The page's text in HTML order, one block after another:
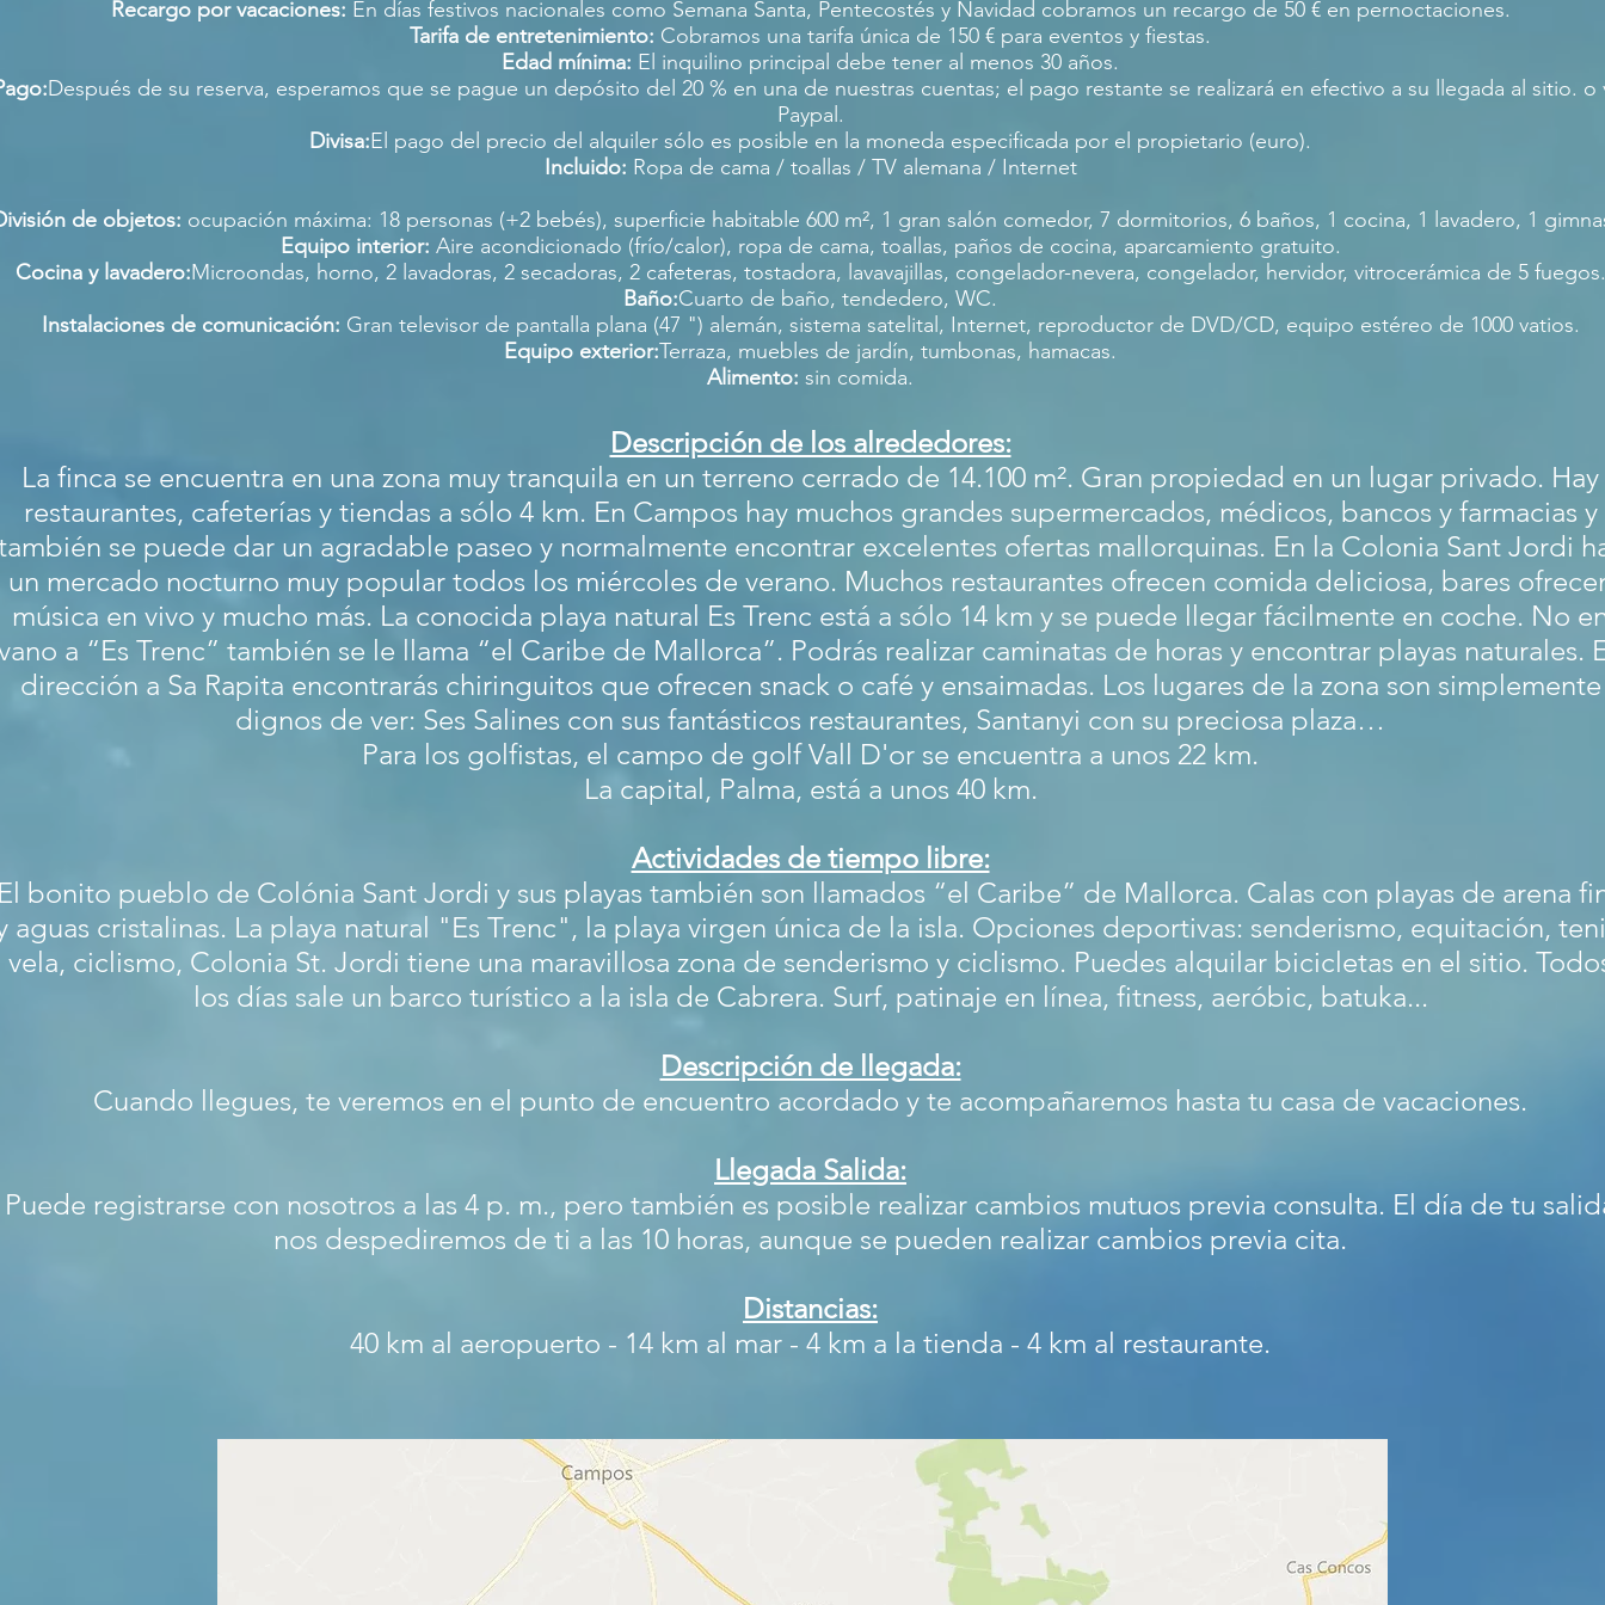
Recargo por vacaciones: En días festivos nacionales como Semana Santa, Pentecostés y Navidad cobramos un recargo de 50 € en pernoctaciones.
Tarifa de entretenimiento: Cobramos una tarifa única de 150 € para eventos y fiestas.
Edad mínima: El inquilino principal debe tener al menos 30 años.
Después de su reserva, esperamos que se pague un depósito del 20 % en una de nuestras cuentas; el pago restante se realizará en efectivo a su llegada al sitio. o
Paypal.
Divisa:El pago del precio del alquiler sólo es posible en la moneda especificada por el propietario (euro).
Incluido: Ropa de cama / toallas / TV alemana / Internet
de objetos: ocupación máxima: 18 personas (+2 bebés), superficie habitable 600 m², 1 gran salón comedor, 7 dormitorios, 6 baños, 1 cocina, 1 lavadero, 1
Equipo interior: Aire acondicionado (frío/calor), ropa de cama, toallas, paños de cocina, aparcamiento gratuito.
Cocina y lavadero:Microondas, horno, 2 lavadoras, 2 secadoras, 2 cafeteras, tostadora, lavavajillas, congelador-nevera, congelador, hervidor, vitrocerámica de 5 fuegos.
Baño:Cuarto de baño, tendedero, WC.
Instalaciones de comunicación: Gran televisor de pantalla plana (47 ") alemán, sistema satelital, Internet, reproductor de DVD/CD, equipo estéreo de 1000 vatios.
Equipo exterior:Terraza, muebles de jardín, tumbonas, hamacas.
Alimento: sin comida.
Descripción de los alrededores:
La finca se encuentra en una zona muy tranquila en un terreno cerrado de 14.100 m². Gran propiedad en un lugar privado. Hay
restaurantes, cafeterías y tiendas a sólo 4 km. En Campos hay muchos grandes supermercados, médicos, bancos y farmacias y
se puede dar un agradable paseo y normalmente encontrar excelentes ofertas mallorquinas. En la Colonia Sant Jordi
un mercado nocturno muy popular todos los miércoles de verano. Muchos restaurantes ofrecen comida deliciosa, bares
música en vivo y mucho más. La conocida playa natural Es Trenc está a sólo 14 km y se puede llegar fácilmente en coche. No
a “Es Trenc” también se le llama “el Caribe de Mallorca”. Podrás realizar caminatas de horas y encontrar playas naturales.
dirección a Sa Rapita encontrarás chiringuitos que ofrecen snack o café y ensaimadas. Los lugares de la zona son simplemente
dignos de ver: Ses Salines con sus fantásticos restaurantes, Santanyi con su preciosa plaza…
Para los golfistas, el campo de golf Vall D'or se encuentra a unos 22 km.
La capital, Palma, está a unos 40 km.
Actividades de tiempo libre:
bonito pueblo de Colónia Sant Jordi y sus playas también son llamados “el Caribe” de Mallorca. Calas con playas de arena
aguas cristalinas. La playa natural "Es Trenc", la playa virgen única de la isla. Opciones deportivas: senderismo, equitación,
vela, ciclismo, Colonia St. Jordi tiene una maravillosa zona de senderismo y ciclismo. Puedes alquilar bicicletas en el sitio.
los días sale un barco turístico a la isla de Cabrera. Surf, patinaje en línea, fitness, aeróbic, batuka...
Descripción de llegada:
Cuando llegues, te veremos en el punto de encuentro acordado y te acompañaremos hasta tu casa de vacaciones.
Llegada Salida:
Puede registrarse con nosotros a las 4 p. m., pero también es posible realizar cambios mutuos previa consulta. El día de tu
nos despediremos de ti a las 10 horas, aunque se pueden realizar cambios previa cita.
Distancias:
40 km al aeropuerto - 14 km al mar - 4 km a la tienda - 4 km al restaurante.